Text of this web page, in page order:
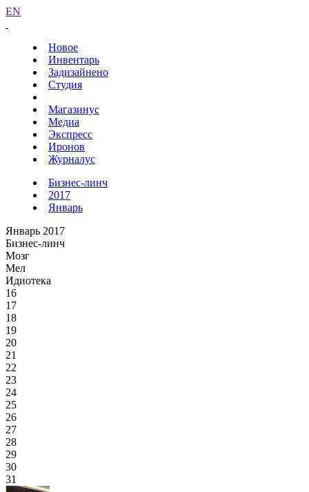
EN
Новое
Инвентарь
Задизайнено
Студия
Магазинус
Медиа
Экспресс
Иронов
Журналус
Бизнес-линч
2017
Январь
Январь 2017
Бизнес-линч
Мозг
Мел
Идиотека
16
17
18
19
20
21
22
23
24
25
26
27
28
29
30
31